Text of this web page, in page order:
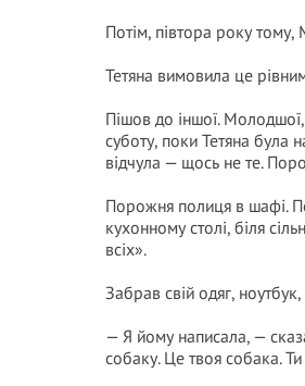
Потім, півтора року
Тетяна вимовила це
Пішов до іншої. Молодшої,
суботу, поки Тетяна була
відчула — щось не те.
Порожня полиця в шафі.
кухонному столі, біля
всіх».
Забрав свій одяг,
— Я йому написала, —
собаку. Це твоя собака. Ти